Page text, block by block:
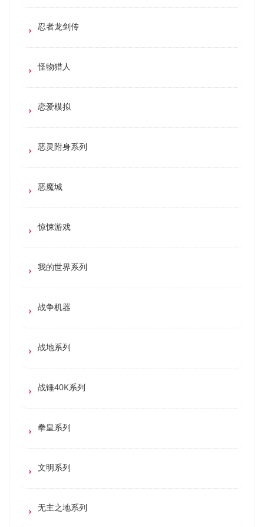
忍者龙剑传
怪物猎人
恋爱模拟
恶灵附身系列
恶魔城
惊悚游戏
我的世界系列
战争机器
战地系列
战锤40K系列
拳皇系列
文明系列
无主之地系列